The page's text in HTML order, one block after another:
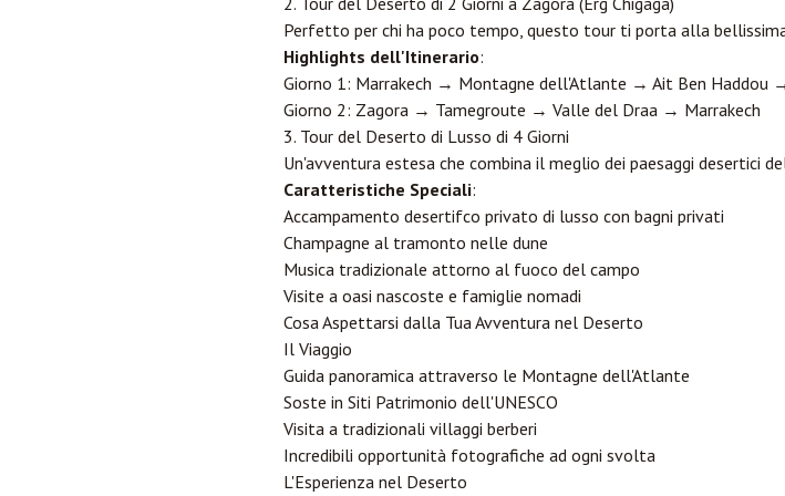
Perfetto per chi ha poco tempo, questo tour ti porta alla
Highlights dell'Itinerario:
Giorno 1: Marrakech → Montagne dell'Atlante → Ait Ben Haddou
Giorno 2: Zagora → Tamegroute → Valle del Draa → Marrakech
3. Tour del Deserto di Lusso di 4 Giorni
Un'avventura estesa che combina il meglio dei paesaggi desertici
Caratteristiche Speciali:
Accampamento desertifco privato di lusso con bagni privati
Champagne al tramonto nelle dune
Musica tradizionale attorno al fuoco del campo
Visite a oasi nascoste e famiglie nomadi
Cosa Aspettarsi dalla Tua Avventura nel Deserto
Il Viaggio
Guida panoramica attraverso le Montagne dell'Atlante
Soste in Siti Patrimonio dell'UNESCO
Visita a tradizionali villaggi berberi
Incredibili opportunità fotografiche ad ogni svolta
L'Esperienza nel Deserto